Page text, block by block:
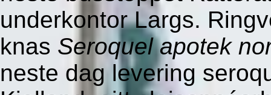
underkontor Largs.
knas Seroquel apotek
neste dag levering